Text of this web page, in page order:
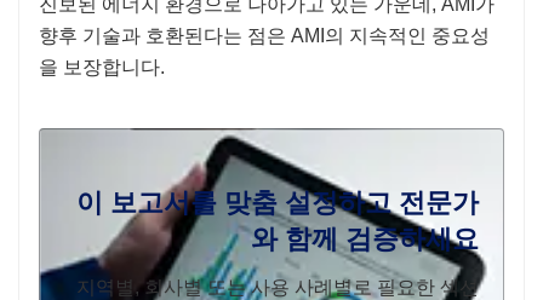
진보된 에너지 환경으로 나아가고 있는 가운데, AMI가
향후 기술과 호환된다는 점은 AMI의 지속적인 중요성
을 보장합니다.
이 보고서를 맞춤 설정하고 전문가
와 함께 검증하세요
지역별, 회사별 또는 사용 사례별로 필요한 섹션